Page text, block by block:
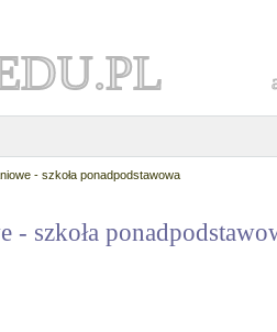
- szkoła ponadpodstawowa
- szkoła